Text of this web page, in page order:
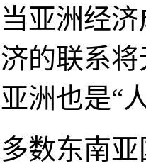
亚洲经
的联系
洲也是“
数东南